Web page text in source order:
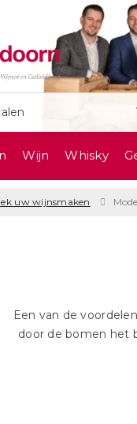
Wijn Whisky
uw wijnsmaken
Een van de
door de bomen het